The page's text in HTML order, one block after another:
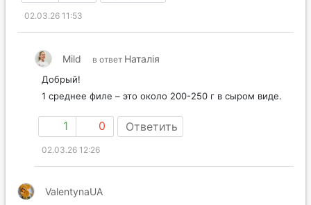
02.03.26 11:53
Mild в ответ Наталія
Добрый!
1 среднее филе – это около 200-250 г в сыром виде.
1 0 Ответить
02.03.26 12:26
ValentynaUA